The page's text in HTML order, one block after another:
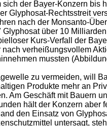
sich der Bayer-Konzern bis
Glyphosat-Rechtsstreit
nach der Monsanto-
über 10
Kurs-Verfall der
verheißungsvollem
mussten
zu vermeiden, will
Produkte mehr an
Am Geschäft mit Bauern
hält der Konzern aber
den Einsatz von
untersagt,